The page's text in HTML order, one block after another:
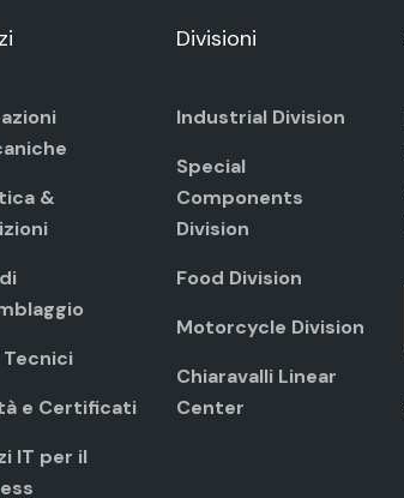
&
e Certificati
IT per il
Divisioni
Industrial Division
Special
Components
Division
Food Division
Motorcycle Division
Chiaravalli Linear
Center